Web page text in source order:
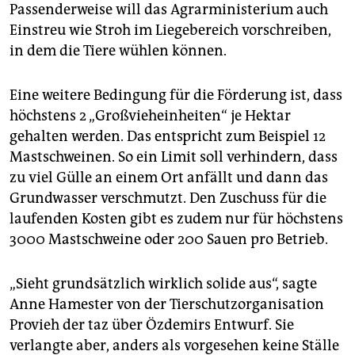
Passenderweise will das Agrarministerium auch
Einstreu wie Stroh im Liegebereich vorschreiben,
in dem die Tiere wühlen können.
Eine weitere Bedingung für die Förderung ist, dass
höchstens 2 „Großvieheinheiten“ je Hektar
gehalten werden. Das entspricht zum Beispiel 12
Mastschweinen. So ein Limit soll verhindern, dass
zu viel Gülle an einem Ort anfällt und dann das
Grundwasser verschmutzt. Den Zuschuss für die
laufenden Kosten gibt es zudem nur für höchstens
3000 Mastschweine oder 200 Sauen pro Betrieb.
„Sieht grundsätzlich wirklich solide aus“, sagte
Anne Hamester von der Tierschutzorganisation
Provieh der taz über Özdemirs Entwurf. Sie
verlangte aber, anders als vorgesehen keine Ställe